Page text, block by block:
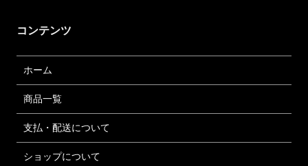
コンテンツ
ホーム
商品一覧
支払・配送について
ショップについて